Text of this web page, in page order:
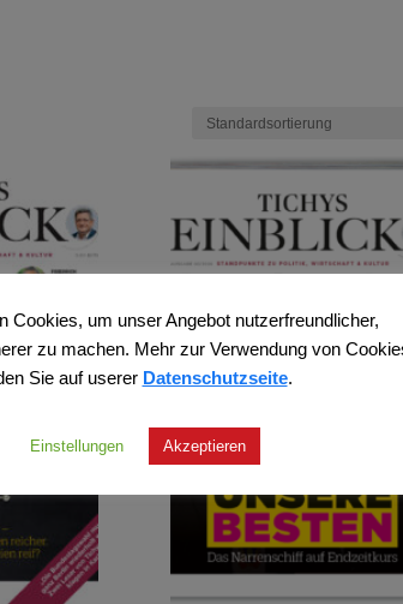
Cookies, um unser Angebot nutzerfreundlicher,
zu machen. Mehr zur Verwendung von
Sie auf userer Datenschutzseite.
Einstellungen Akzeptieren